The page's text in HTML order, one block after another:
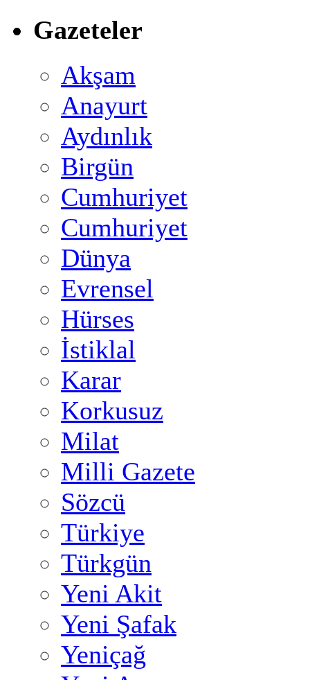
Gazeteler
Akşam
Anayurt
Aydınlık
Birgün
Cumhuriyet
Cumhuriyet
Dünya
Evrensel
Hürses
İstiklal
Karar
Korkusuz
Milat
Milli Gazete
Sözcü
Türkiye
Türkgün
Yeni Akit
Yeni Şafak
Yeniçağ